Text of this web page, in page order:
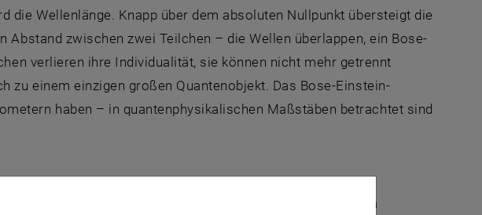
die Wellenlänge. Knapp über dem absoluten Nullpunkt übersteigt die
Abstand zwischen zwei Teilchen – die Wellen überlappen, ein Bose-
verlieren ihre Individualität, sie können nicht mehr getrennt
zu einem einzigen großen Quantenobjekt. Das Bose-Einstein-
haben – in quantenphysikalischen Maßstäben betrachtet sind
Zustand, den man sich vorstellen kann“, sagt Iva